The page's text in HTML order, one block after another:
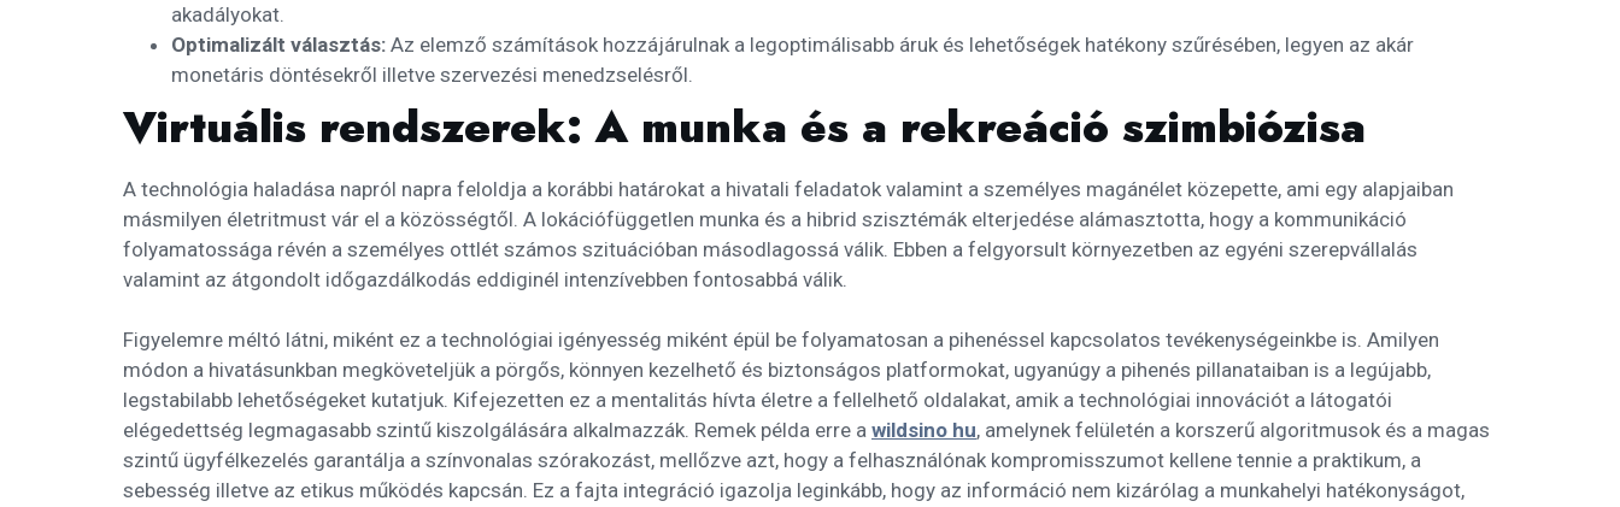
akadályokat.
Optimalizált választás: Az elemző számítások hozzájárulnak a legoptimálisabb áruk és lehetőségek hatékony szűrésében, legyen az akár
monetáris döntésekről illetve szervezési menedzselésről.
Virtuális rendszerek: A munka és a rekreáció szimbiózisa
A technológia haladása napról napra feloldja a korábbi határokat a hivatali feladatok valamint a személyes magánélet közepette, ami egy alapjaiban
másmilyen életritmust vár el a közösségtől. A lokációfüggetlen munka és a hibrid szisztémák elterjedése alámasztotta, hogy a kommunikáció
folyamatossága révén a személyes ottlét számos szituációban másodlagossá válik. Ebben a felgyorsult környezetben az egyéni szerepvállalás
valamint az átgondolt időgazdálkodás eddiginél intenzívebben fontosabbá válik.
Figyelemre méltó látni, miként ez a technológiai igényesség miként épül be folyamatosan a pihenéssel kapcsolatos tevékenységeinkbe is. Amilyen
módon a hivatásunkban megköveteljük a pörgős, könnyen kezelhető és biztonságos platformokat, ugyanúgy a pihenés pillanataiban is a legújabb,
legstabilabb lehetőségeket kutatjuk. Kifejezetten ez a mentalitás hívta életre a fellelhető oldalakat, amik a technológiai innovációt a látogatói
elégedettség legmagasabb szintű kiszolgálására alkalmazzák. Remek példa erre a wildsino hu, amelynek felületén a korszerű algoritmusok és a magas
szintű ügyfélkezelés garantálja a színvonalas szórakozást, mellőzve azt, hogy a felhasználónak kompromisszumot kellene tennie a praktikum, a
sebesség illetve az etikus működés kapcsán. Ez a fajta integráció igazolja leginkább, hogy az információ nem kizárólag a munkahelyi hatékonyságot,